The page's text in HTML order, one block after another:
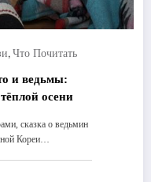
, Что Почитать
и ведьмы:
осени
сказка о ведьмин
Кореи…